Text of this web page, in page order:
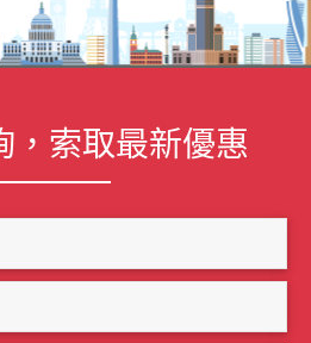
索取最新優惠